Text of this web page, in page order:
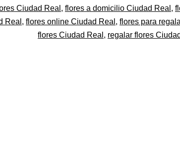
Domicilio
en
Ciudad
Ciudad Real , flores a domicilio Ciudad Real ,
Real , flores online Ciudad Real , flores para
flores Ciudad Real , regalar flores